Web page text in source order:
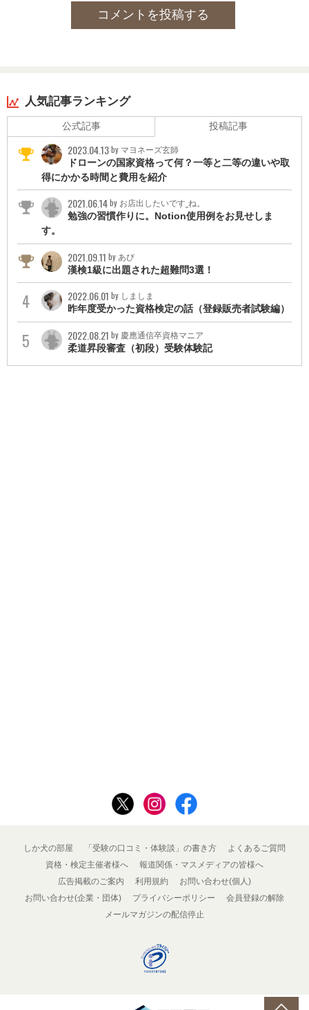
・電気取扱者(低圧・実技１h)
・科学検定 科学基礎
・社会保険労務士
・公認会計士
コメントを投稿する
人気記事ランキング
公式記事 投稿記事
2023.04.13by マヨネーズ玄師
ドローンの国家資格って何？一等と二等の違いや取
得にかかる時間と費用を紹介
2021.06.14by お店出したいです_ね。
勉強の習慣作りに。Notion使用例をお見せしま
す。
2021.09.11 by あび
漢検1級に出題された超難問3選！
2022.06.01 by しましま
昨年度受かった資格検定の話（登録販売者試験編）
2022.08.21 by 慶應通信卒資格マニア
柔道昇段審査（初段）受験体験記
しか犬の部屋 「受験の口コミ・体験談」の書き方
よくあるご質問
資格・検定主催者様へ
報道関係・マスメディアの皆様へ
広告掲載のご案内
利用規約
お問い合わせ(個人)
お問い合わせ(企業・団体)
プライバシーポリシー
会員登録の解除
メールマガジンの配信停止